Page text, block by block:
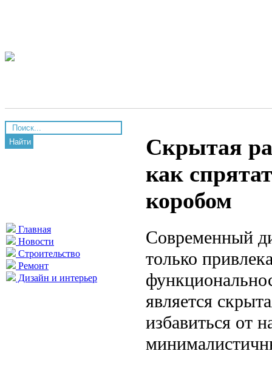
Найти
Главная
Новости
Строительство
Ремонт
Дизайн и интерьер
Скрытая
как
коробом
Современный
только
является
избавиться от